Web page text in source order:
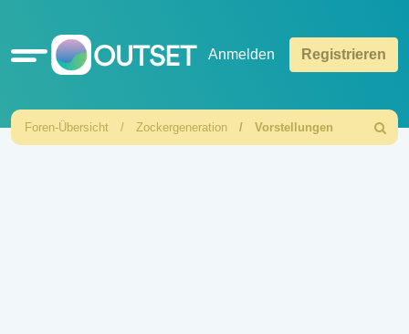
Schnellzugriff Anmelden Registrieren
Foren-Übersicht Zockergeneration Vorstellungen
Suche